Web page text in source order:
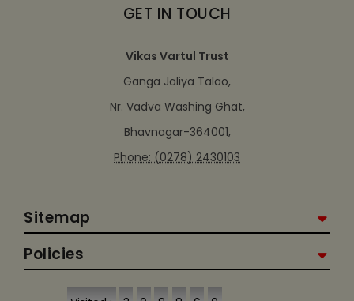
GET IN TOUCH
Vikas Vartul Trust
Ganga Jaliya Talao,
Nr. Vadva Washing Ghat,
Bhavnagar-364001,
Phone: (0278) 2430103
Sitemap
Policies